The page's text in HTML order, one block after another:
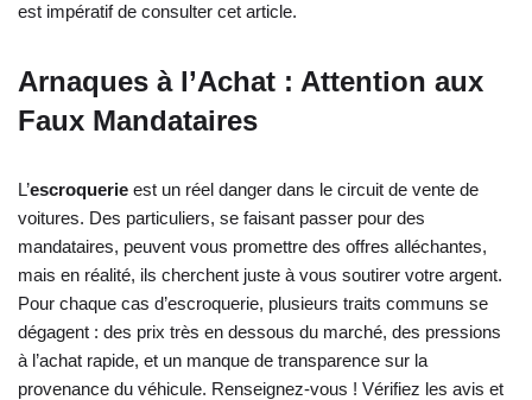
est impératif de consulter cet article.
Arnaques à l’Achat : Attention aux
Faux Mandataires
L’escroquerie est un réel danger dans le circuit de vente de
voitures. Des particuliers, se faisant passer pour des
mandataires, peuvent vous promettre des offres alléchantes,
mais en réalité, ils cherchent juste à vous soutirer votre argent.
Pour chaque cas d’escroquerie, plusieurs traits communs se
dégagent : des prix très en dessous du marché, des pressions
à l’achat rapide, et un manque de transparence sur la
provenance du véhicule. Renseignez-vous ! Vérifiez les avis et